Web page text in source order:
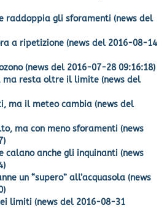
raddoppia gli sforamenti (news del
a ripetizione (news del 2016-08-14
(news del 2016-07-28 09:16:18)
ma resta oltre il limite (news del
ma il meteo cambia (news del
ma con meno sforamenti (news
calano anche gli inquinanti (news
un “supero” all’acquasola (news
limiti (news del 2016-08-31